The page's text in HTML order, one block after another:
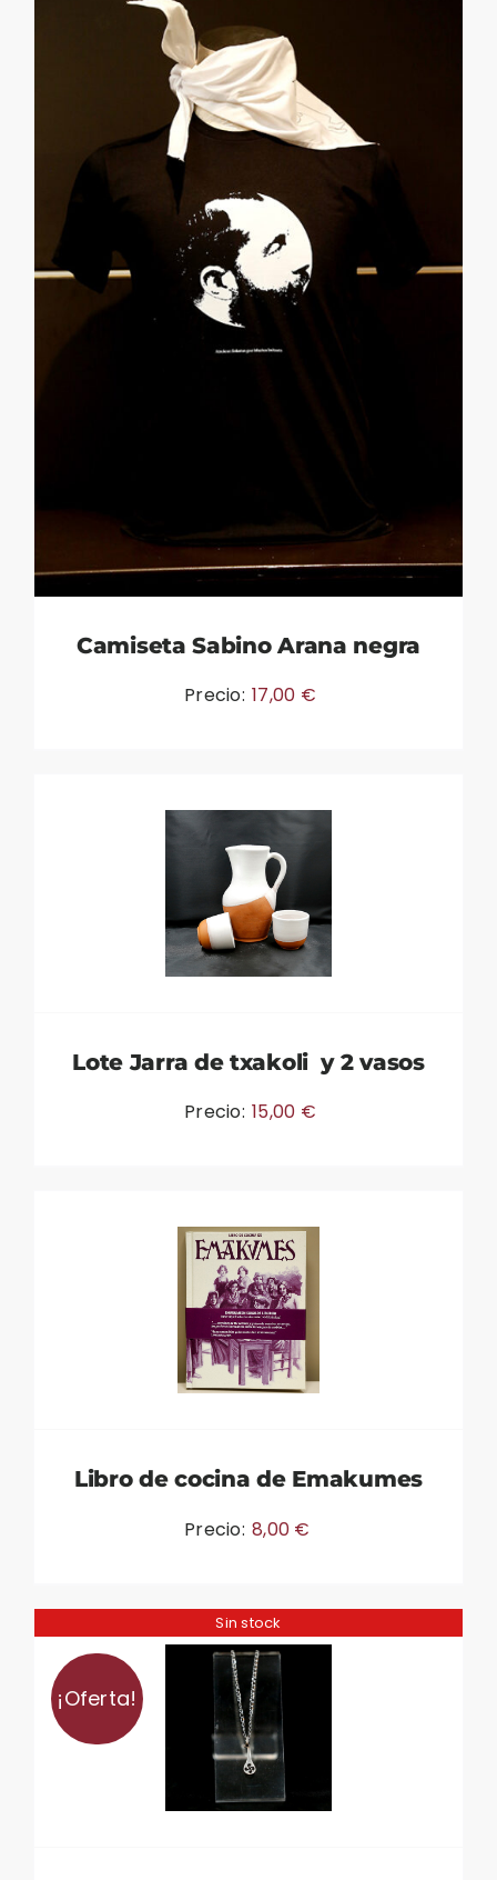
Camiseta Sabino Arana negra
Precio: 17,00 €
Lote Jarra de txakoli y 2 vasos
Precio: 15,00 €
Libro de cocina de Emakumes
Precio: 8,00 €
Sin stock
¡Oferta!